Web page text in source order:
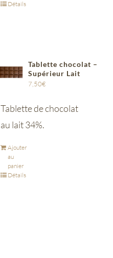
Détails
Tablette chocolat –
Supérieur Lait
7,50€
Tablette de chocolat
au lait 34%.
Ajouter
au
panier
Détails